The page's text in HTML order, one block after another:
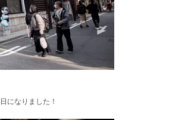
になりました！